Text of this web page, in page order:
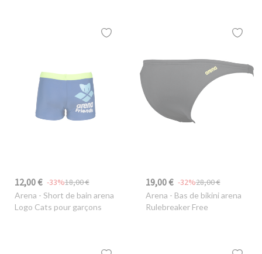
12,00 € 18,00 €
-33%
Arena - Short de bain arena
Logo Cats pour garçons
19,00 € 28,00 €
-32%
Arena - Bas de bikini arena
Rulebreaker Free